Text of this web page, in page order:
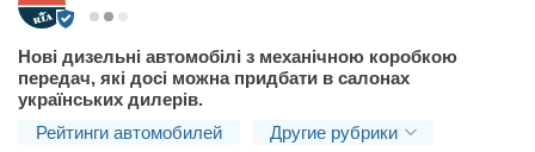
2024-
07T10:25:00+02:00
Нові дизельні автомобілі з механічною коробкою
передач, які досі можна придбати в салонах
українських дилерів.
Рейтинги автомобилей
Другие рубрики